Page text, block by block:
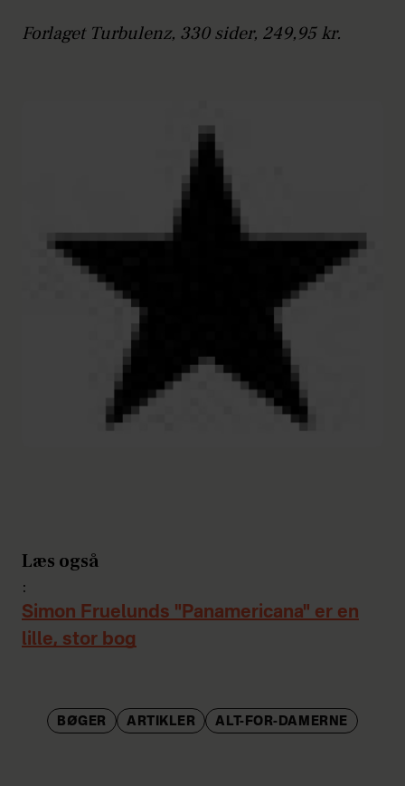
Forlaget Turbulenz, 330 sider, 249,95 kr.
Læs også
:
Simon Fruelunds "Panamericana" er en
lille, stor bog
BØGER ARTIKLER ALT-FOR-DAMERNE